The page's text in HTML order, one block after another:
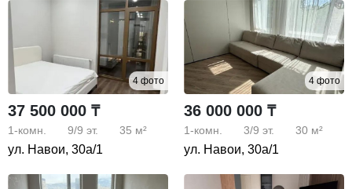
4 фото
37 500 000 ₸
1-комн. 9/9 эт. 35 м²
ул. Навои, 30а/1
4 фото
36 000 000 ₸
1-комн. 3/9 эт. 30 м²
ул. Навои, 30а/1